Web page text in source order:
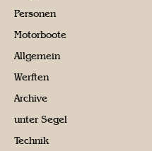
Personen
Motorboote
Allgemein
Werften
Archive
unter Segel
Technik